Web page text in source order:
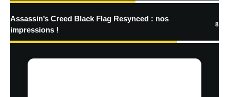
Assassin’s Creed Black Flag Resynced : nos
impressions !
8